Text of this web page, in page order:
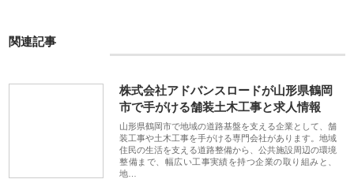
関連記事
株式会社アドバンスロードが山形県鶴岡
市で手がける舗装土木工事と求人情報
山形県鶴岡市で地域の道路基盤を支える企業として、舗
装工事や土木工事を手がける専門会社があります。地域
住民の生活を支える道路整備から、公共施設周辺の環境
整備まで、幅広い工事実績を持つ企業の取り組みと、
地…